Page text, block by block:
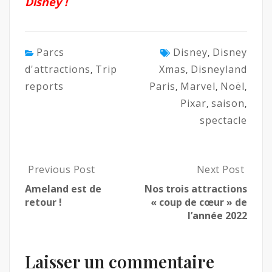
Parcs
d'attractions, Trip
reports
Disney, Disney
Xmas, Disneyland
Paris, Marvel, Noël,
Pixar, saison,
spectacle
P
o
n
P
r
e
s
Previous Post
Ameland est de
retour !
N
e
x
t
t
Next Post
Nos trois attractions
« coup de cœur » de
l’année 2022
Laisser un commentaire